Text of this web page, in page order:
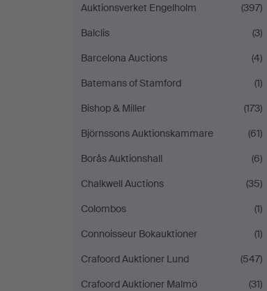
Auktionsverket Engelholm
(397)
Balclis
(3)
Barcelona Auctions
(4)
Batemans of Stamford
(1)
Bishop & Miller
(173)
Björnssons Auktionskammare
(61)
Borås Auktionshall
(6)
Chalkwell Auctions
(35)
Colombos
(1)
Connoisseur Bokauktioner
(1)
Crafoord Auktioner Lund
(547)
Crafoord Auktioner Malmö
(31)